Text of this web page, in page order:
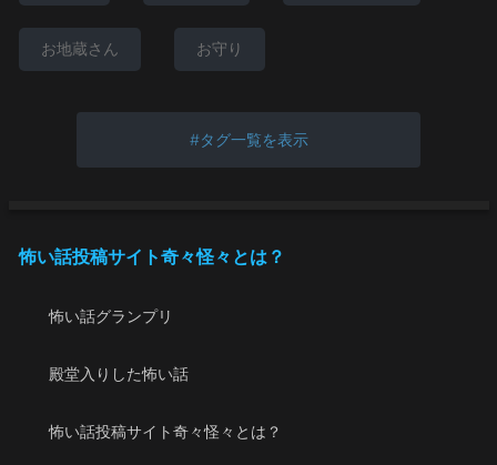
お地蔵さん お守り
タグ一覧を表示
怖い話投稿サイト奇々怪々とは？
怖い話グランプリ
殿堂入りした怖い話
怖い話投稿サイト奇々怪々とは？